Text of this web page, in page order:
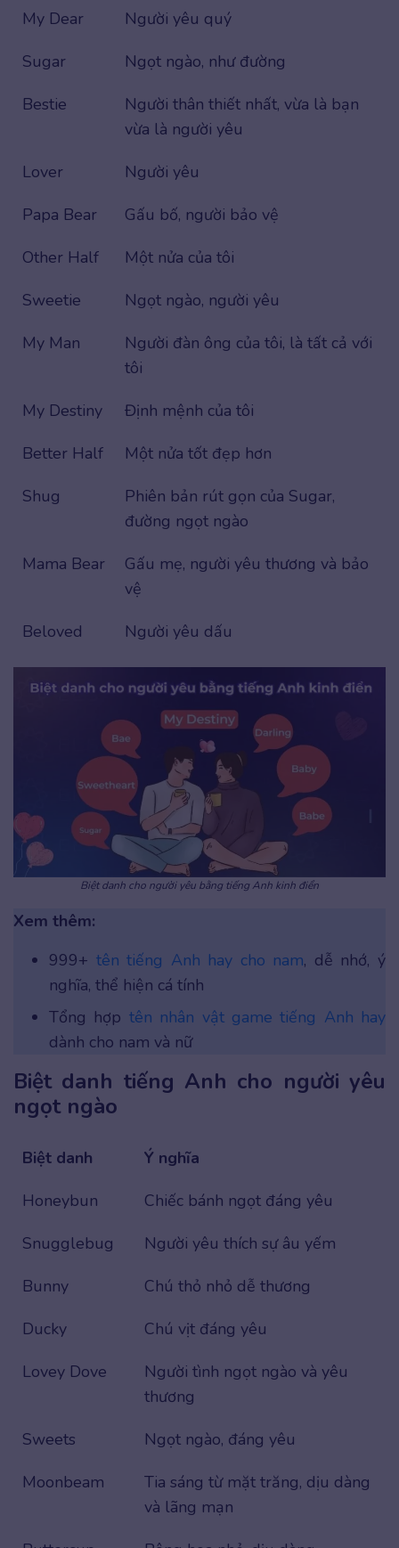
My Dear
Người yêu quý
Sugar
Ngọt ngào, như đường
Bestie
Người thân thiết nhất, vừa là bạn
vừa là người yêu
Lover
Người yêu
Papa Bear
Gấu bố, người bảo vệ
Other Half
Một nửa của tôi
Sweetie
Ngọt ngào, người yêu
My Man
Người đàn ông của tôi, là tất cả với
tôi
My Destiny
Định mệnh của tôi
Better Half
Một nửa tốt đẹp hơn
Shug
Phiên bản rút gọn của Sugar,
đường ngọt ngào
Mama Bear
Gấu mẹ, người yêu thương và bảo
vệ
Beloved
Người yêu dấu
Biệt danh cho người yêu bằng tiếng Anh kinh điển
Xem thêm:
999+ tên tiếng Anh hay cho nam, dễ nhớ, ý
nghĩa, thể hiện cá tính
Tổng hợp tên nhân vật game tiếng Anh hay
dành cho nam và nữ
Biệt danh tiếng Anh cho người yêu
ngọt ngào
Biệt danh
Ý nghĩa
Honeybun
Chiếc bánh ngọt đáng yêu
Snugglebug
Người yêu thích sự âu yếm
Bunny
Chú thỏ nhỏ dễ thương
Ducky
Chú vịt đáng yêu
Lovey Dove
Người tình ngọt ngào và yêu
thương
Sweets
Ngọt ngào, đáng yêu
Moonbeam
Tia sáng từ mặt trăng, dịu dàng
và lãng mạn